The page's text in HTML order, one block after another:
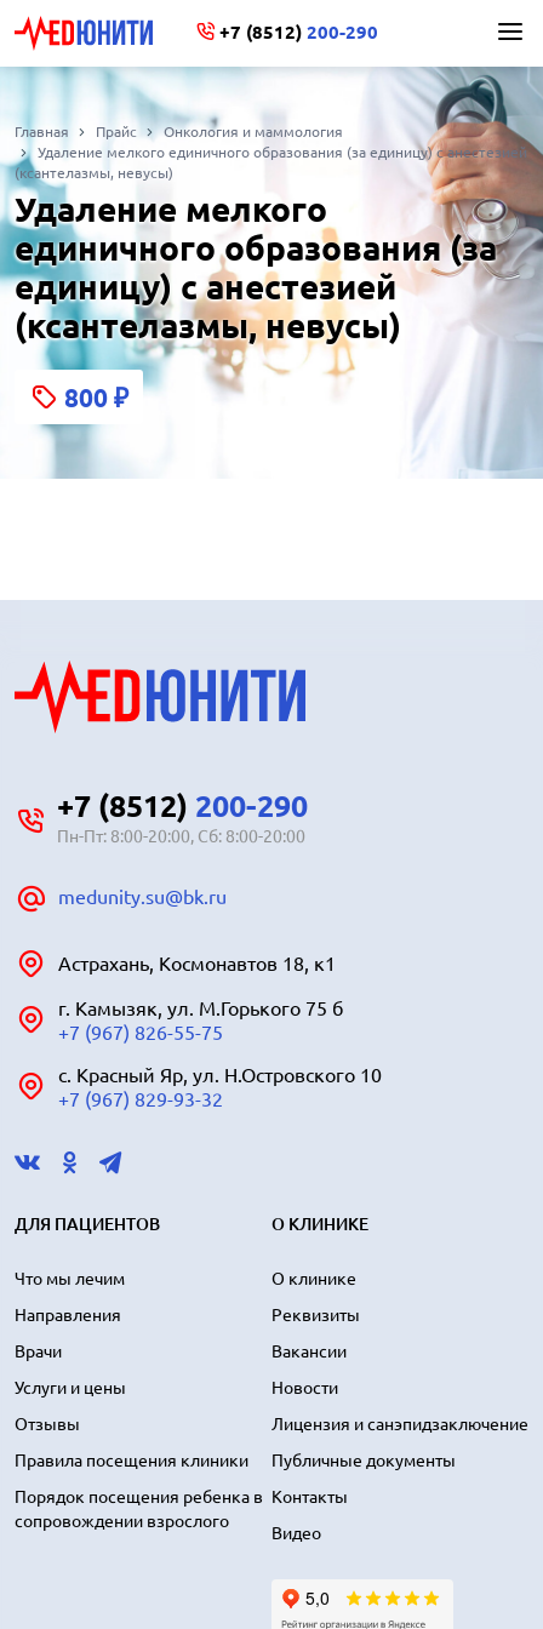
+7 (8512) 200-290
Главная Прайс
Онкология и маммология
Удаление мелкого единичного образования (за единицу) с анестезией
(ксантелазмы, невусы)
Удаление мелкого
единичного образования (за
единицу) с анестезией
(ксантелазмы, невусы)
800 ₽
+7 (8512) 200-290
Пн-Пт: 8:00-20:00, Сб: 8:00-20:00
medunity.su@bk.ru
Астрахань, Космонавтов 18, к1
г. Камызяк, ул. М.Горького 75 б
+7 (967) 826-55-75
с. Красный Яр, ул. Н.Островского 10
+7 (967) 829-93-32
ДЛЯ ПАЦИЕНТОВ
Что мы лечим
Направления
Врачи
Услуги и цены
Отзывы
Правила посещения клиники
Порядок посещения ребенка в
сопровождении взрослого
О КЛИНИКЕ
О клинике
Реквизиты
Вакансии
Новости
Лицензия и санэпидзаключение
Публичные документы
Контакты
Видео